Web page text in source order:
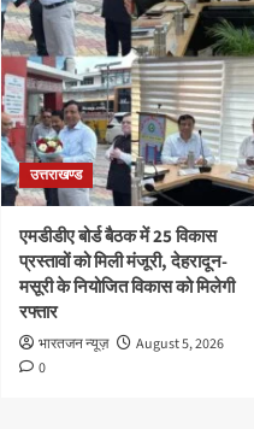
उत्तराखण्ड
एमडीडीए बोर्ड बैठक में 25 विकास
प्रस्तावों को मिली मंजूरी, देहरादून-
मसूरी के नियोजित विकास को मिलेगी
रफ्तार
भारतजन न्यूज़
August 5, 2026
0